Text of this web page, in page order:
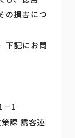
の損害につ
下記にお問
－1
課 誘客連